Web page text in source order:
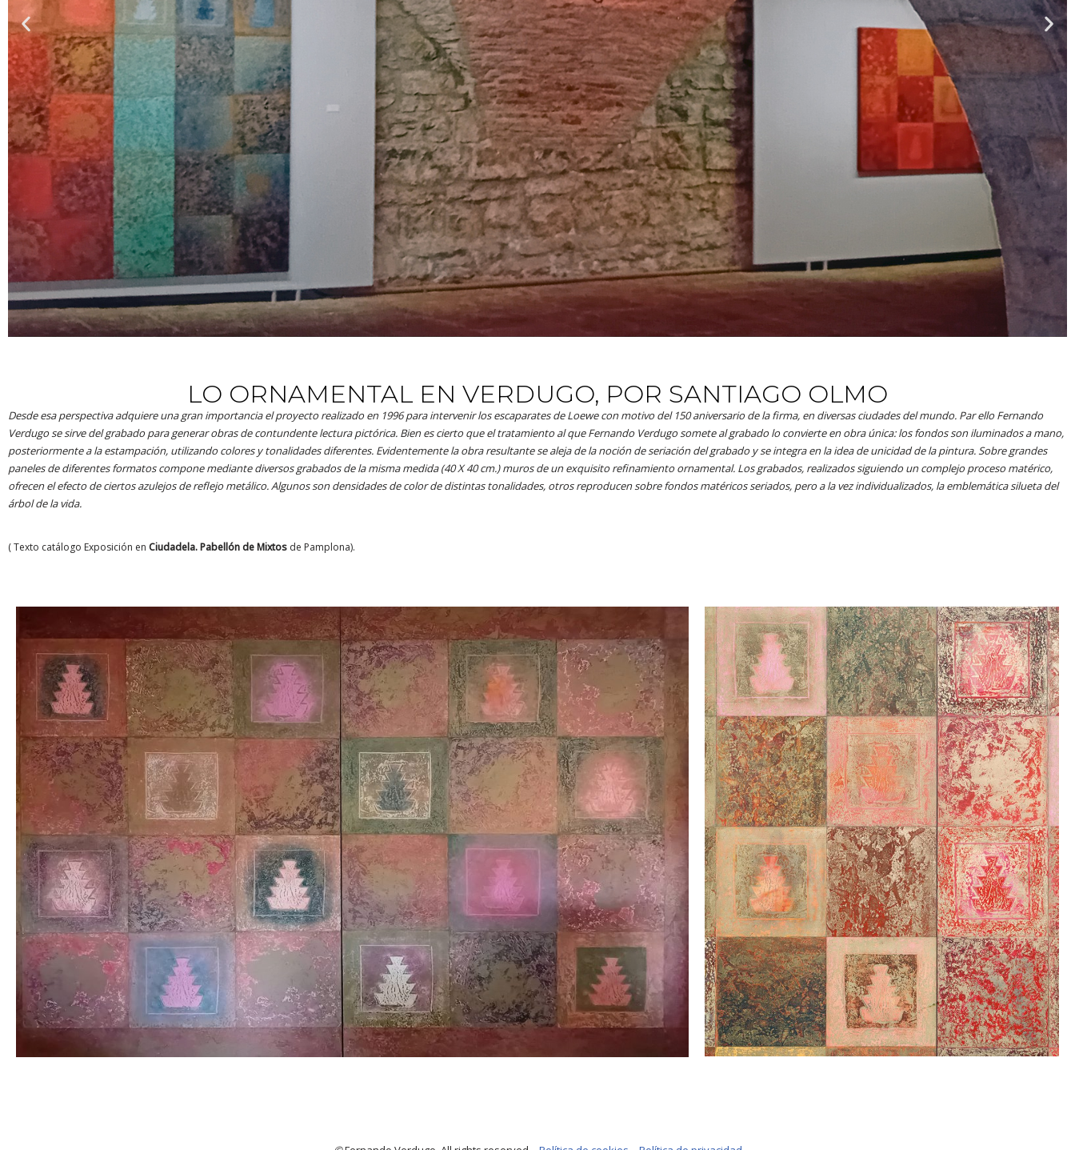
LO ORNAMENTAL EN VERDUGO, POR SANTIAGO OLMO
Desde esa perspectiva adquiere una gran importancia el proyecto realizado en 1996 para intervenir los escaparates de Loewe con motivo del 150 aniversario de la firma, en diversas ciudades del mundo. Par ello Fernando
Verdugo se sirve del grabado para generar obras de contundente lectura pictórica. Bien es cierto que el tratamiento al que Fernando Verdugo somete al grabado lo convierte en obra única: los fondos son iluminados a mano,
posteriormente a la estampación, utilizando colores y tonalidades diferentes. Evidentemente la obra resultante se aleja de la noción de seriación del grabado y se integra en la idea de unicidad de la pintura. Sobre grandes
paneles de diferentes formatos compone mediante diversos grabados de la misma medida (40 X 40 cm.) muros de un exquisito refinamiento ornamental. Los grabados, realizados siguiendo un complejo proceso matérico,
ofrecen el efecto de ciertos azulejos de reflejo metálico. Algunos son densidades de color de distintas tonalidades, otros reproducen sobre fondos matéricos seriados, pero a la vez individualizados, la emblemática silueta del
árbol de la vida.
( Texto catálogo Exposición en Ciudadela. Pabellón de Mixtos de Pamplona).